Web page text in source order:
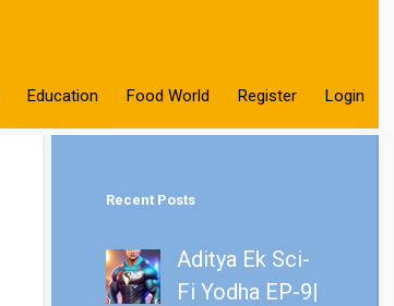
Education Food World Register Login
Recent Posts
Aditya Ek Sci-
Fi Yodha EP-9|